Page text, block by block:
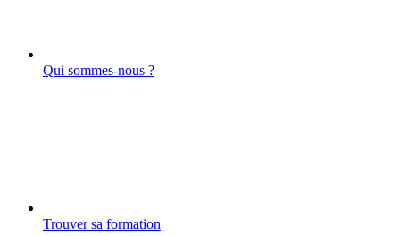
Qui sommes-nous ?
Trouver sa formation